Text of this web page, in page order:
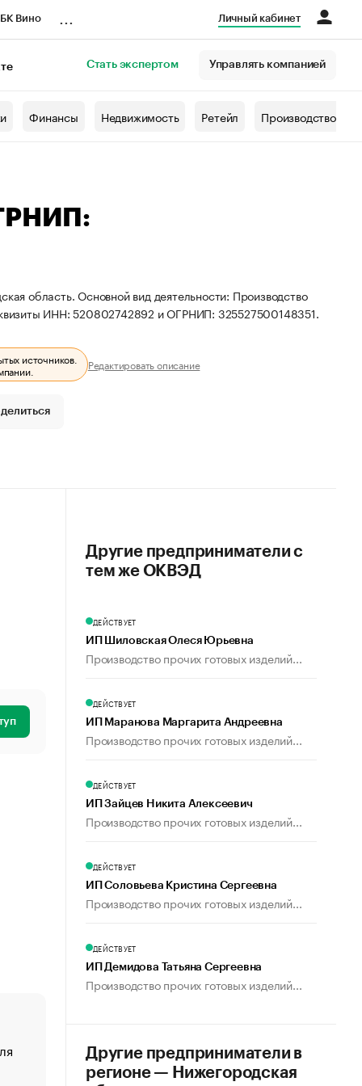
Вино Личный кабинет
Стать экспертом Управлять компанией
Финансы Недвижимость Ретейл Производство
область. Основной вид деятельности: Производство
ИНН: 520802742892 и ОГРНИП: 325527500148351.
источников.
Редактировать описание
«От спорта тело стареет иначе». Как живет глава
создавшей GTA
Другие предприниматели с
тем же ОКВЭД
ДЕЙСТВУЕТ
ИП Шиловская Олеся Юрьевна
Производство прочих готовых изделий...
ДЕЙСТВУЕТ
ИП Маранова Маргарита Андреевна
Производство прочих готовых изделий...
ДЕЙСТВУЕТ
ИП Зайцев Никита Алексеевич
Производство прочих готовых изделий...
ДЕЙСТВУЕТ
ИП Соловьева Кристина Сергеевна
Производство прочих готовых изделий...
ДЕЙСТВУЕТ
ИП Демидова Татьяна Сергеевна
Производство прочих готовых изделий...
Другие предприниматели в
регионе — Нижегородская